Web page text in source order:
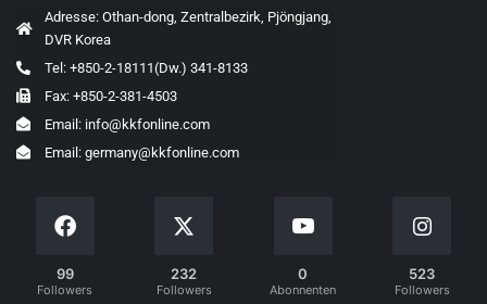
Adresse: Othan-dong, Zentralbezirk, Pjöngjang,
DVR Korea
Tel: +850-2-18111(Dw.) 341-8133
Fax: +850-2-381-4503
Email: info@kkfonline.com
Email: germany@kkfonline.com
99
Followers
232
Followers
0
Abonnenten
523
Followers